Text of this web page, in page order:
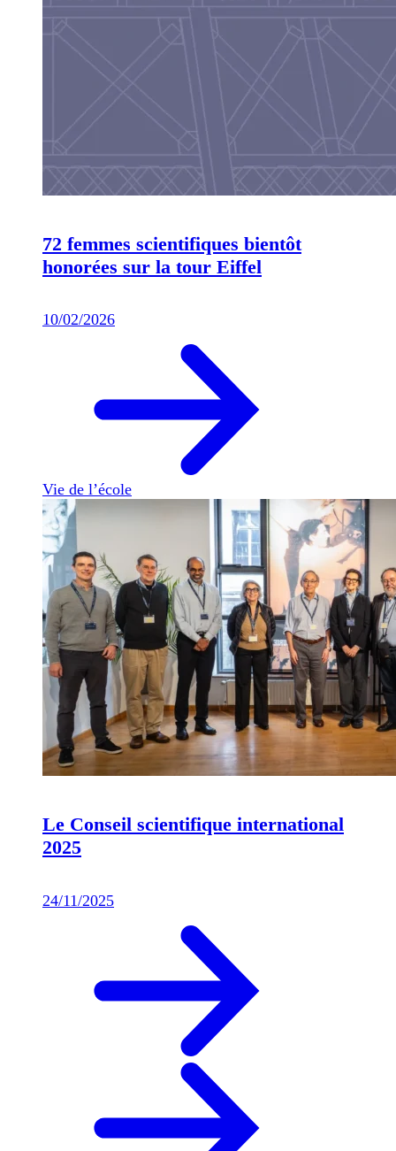
72 femmes scientifiques bientôt
honorées sur la tour Eiffel
10/02/2026
Vie de l’école
Le Conseil scientifique international
2025
24/11/2025